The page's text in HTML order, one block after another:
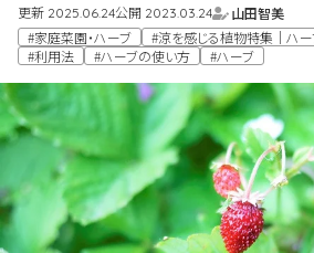
更新 2025.06.24公開 2023.03.24
山田智美
#家庭菜園・ハーブ
#涼を感じる植物特集｜ハー
#利用法
#ハーブの使い方 #ハーブ